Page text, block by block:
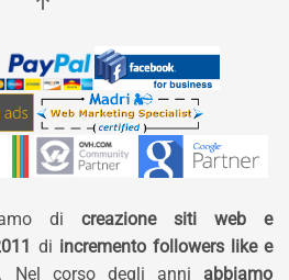
di creazione siti web e
di incremento followers like e
. Nel corso degli anni abbiamo